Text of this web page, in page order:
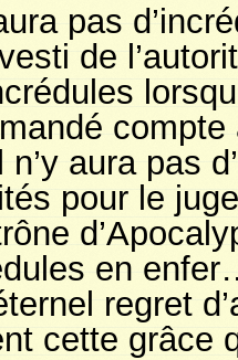
pas
de
n’y aura pas
pour le
en
regret
cette grâce